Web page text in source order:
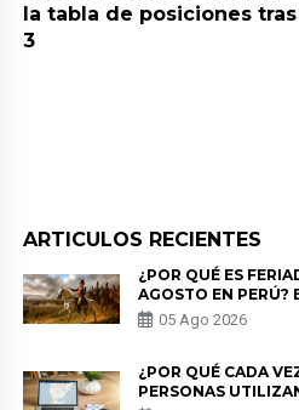
la tabla de posiciones
3
ARTICULOS RECIENTES
¿POR QUÉ ES
AGOSTO EN PERÚ?
HISTORIA
05 Ago 2026
¿POR QUÉ CADA
PERSONAS